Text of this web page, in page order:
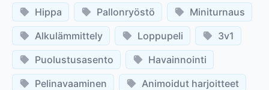
Hippa
Pallonryöstö
Miniturnaus
Alkulämmittely
Loppupeli
3v1
Puolustusasento
Havainnointi
Pelinavaaminen
Animoidut harjoitteet